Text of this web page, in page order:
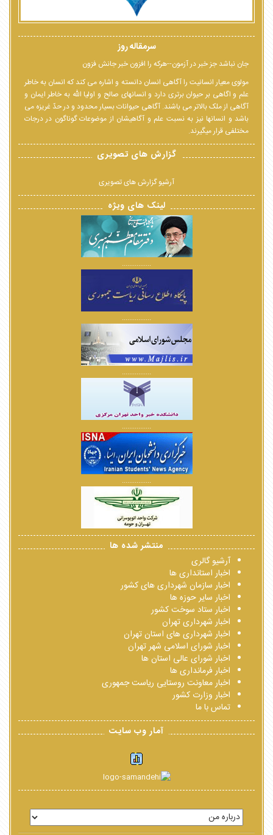
سرمقاله روز
جان نباشد جز خبر در آزمون--هرکه را افزون خبر جانش فزون
مولوی معیار انسانیت را آگاهی انسان دانسته و اشاره می کند که انسان به خاطر
علم و اگاهی بر حیوان برتری دارد و انسانهای صالح و اولیا الله به خاطر ایمان و
آگاهی از ملک بالاتر می باشند. آگاهی حیوانات بسیار محدود و در حدّ غریزه می
باشد و انسانها نیز به نسبت علم و آگاهیشان از موضوعات گوناگون در درجات
مختلفی قرار میگیرند.
گزارش های تصویری
آرشیو گزارش های تصویری
لینک های ویژه
................
................
................
................
................
منتشر شده ها
آرشیو گالری
اخبار استانداری ها
اخبار سازمان شهرداری های کشور
اخبار سایر حوزه ها
اخبار ستاد سوخت کشور
اخبار شهرداری تهران
اخبار شهرداری های استان تهران
اخبار شورای اسلامی شهر تهران
اخبار شورای عالی استان ها
اخبار فرمانداری ها
اخبار معاونت روستایی ریاست جمهوری
اخبار وزارت کشور
تماس با ما
آمار وب سایت